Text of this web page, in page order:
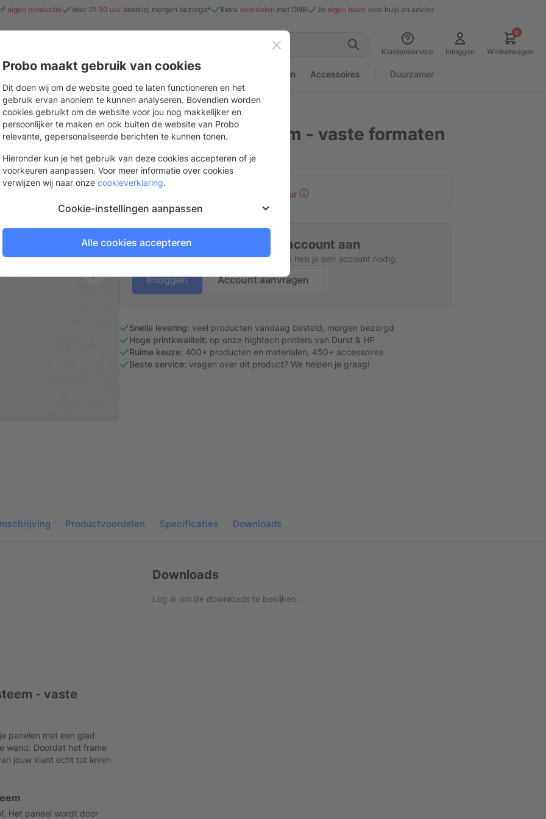
eigen productie Voor21.30 uur besteld, morgen bezorgd* Extra voordelen met ONB Je eigen team voor hulp en advies
Klantenservice
0
Winkelwagen
Inloggen
Beurs & evenement Interieur Stickers & drukwerk Materialen Accessoires Duurzamer
Blind ophangsysteem - vaste formaten
Binnen 3 werkdagen bezorgd
21.30 uur
Log in of vraag een gratis account aan
Om te bestellen en je prijzen te bekijken heb je een account nodig.
Inloggen Account aanvragen
Snelle levering: veel producten vandaag besteld, morgen bezorgd
Hoge printkwaliteit: op onze hightech printers van Durst & HP
Ruime keuze: 400+ producten en materialen, 450+ accessoires
Beste service: vragen over dit product? We helpen je graag!
Productvoordelen Specificaties Downloads
- vaste
panelen met een glad
wand. Doordat het frame
jouw klant echt tot leven
Het paneel wordt door
Downloads
Log in om de downloads te bekijken.
Sluiten
Probo maakt gebruik van cookies
Dit doen wij om de website goed te laten functioneren en het
gebruik ervan anoniem te kunnen analyseren. Bovendien worden
cookies gebruikt om de website voor jou nog makkelijker en
persoonlijker te maken en ook buiten de website van Probo
relevante, gepersonaliseerde berichten te kunnen tonen.
Hieronder kun je het gebruik van deze cookies accepteren of je
voorkeuren aanpassen. Voor meer informatie over cookies
verwijzen wij naar onze cookieverklaring.
Cookie-instellingen aanpassen
Alle cookies accepteren